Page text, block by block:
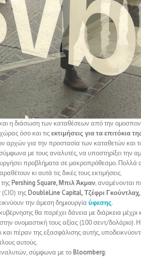
και η διάσωση των καταθέσεων από την
όσο και τιςεκτιμήσεις για τα επιτόκια
για την προστασία των καταθετών και
με τους αναλυτές, να υποστηρίξει την
προβλήματα σε μακροπρόθεσμο. Πολλά
κι αυτά τις δικές τους εκτιμήσεις.
Pershing Square, Μπιλ Άκμαν, αναμένονται
της DoubleLine Capital,Τζέφρι Γκούντλαχ,
την άμεση δημιουργία ύφεσης.
θα παρέχει δάνεια με διάρκεια μέχρι
ονομαστική τους αξίας (100 σεντ/δολάριο).
πέραν της εξασφάλισης αυτής,
αυτούς.
αναλυτών, σύμφωνα με το Bloomberg: